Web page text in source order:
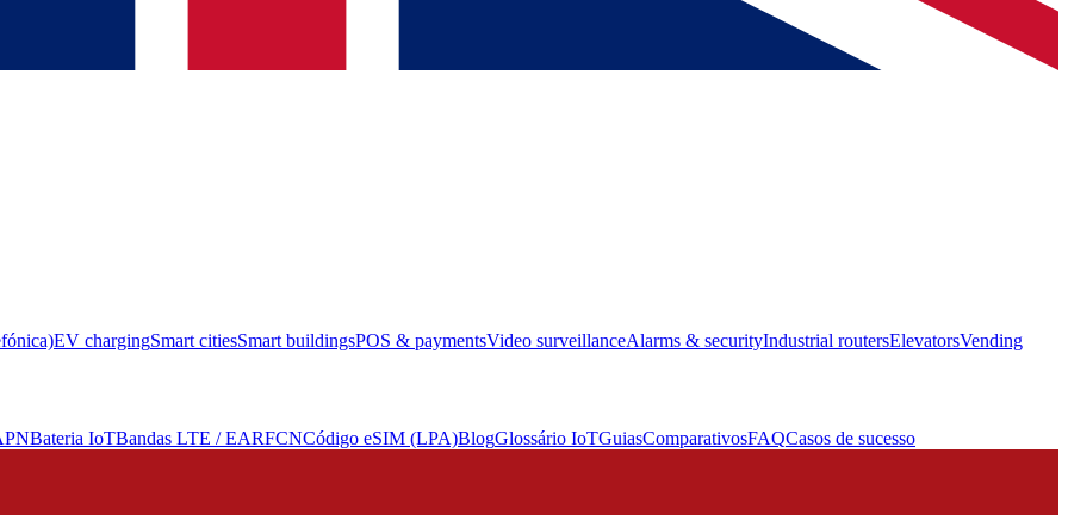
EV chargingSmart citiesSmart buildingsPOS & paymentsVideo surveillanceAlarms & securityIndustrial routersElevatorsVending
Bateria IoTBandas LTE / EARFCNCódigo eSIM (LPA)BlogGlossário IoTGuiasComparativosFAQCasos de sucesso